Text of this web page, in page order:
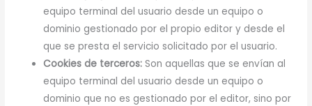
equipo terminal del usuario desde un equipo o
dominio gestionado por el propio editor y desde el
que se presta el servicio solicitado por el usuario.
Cookies de terceros: Son aquellas que se envían al
equipo terminal del usuario desde un equipo o
dominio que no es gestionado por el editor, sino por